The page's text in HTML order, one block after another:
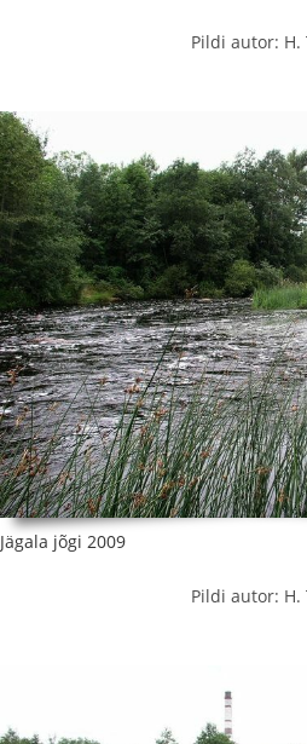
Pildi autor: H.
Jägala jõgi 2009
Pildi autor: H.